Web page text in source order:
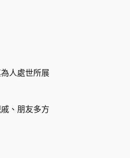
人處世所展
、朋友多方